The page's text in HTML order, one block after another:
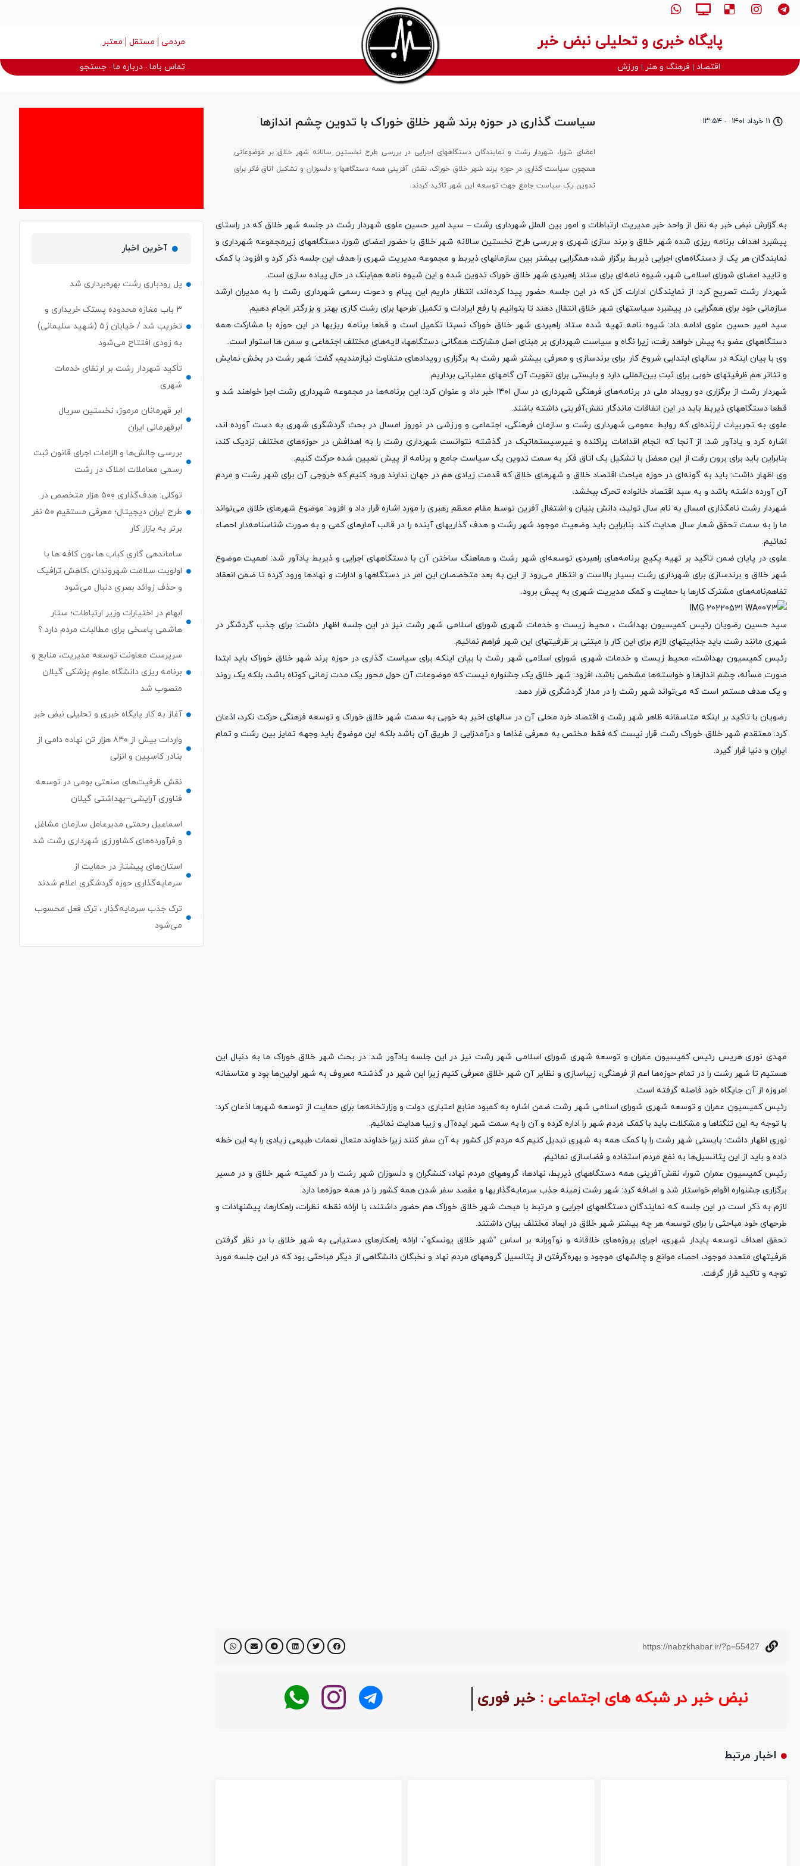
پایگاه خبری و تحلیلی نبض خبر مردمی مستقل معتبر
اقتصاد فرهنگ و هنر ورزش تماس باما درباره ما جستجو
۱۱ خرداد ۱۴۰۱ - ۱۳:۵۴ سیاست‌ گذاری در حوزه برند شهر خلاق خوراک با تدوین چشم اندازها
اعضای شورا، شهردار رشت و نمایندگان دستگاههای اجرایی در بررسی طرح نخستین سالانه شهر خلاق بر موضوعاتی
همچون سیاست گذاری در حوزه برند شهر خلاق خوراک، نقش‌ آفرینی همه دستگاهها و دلسوزان و تشکیل اتاق فکر برای
تدوین یک سیاست جامع جهت توسعه این شهر تاکید کردند.
به گزارش نبض خبر به نقل از واحد خبر مدیریت ارتباطات و امور بین الملل شهرداری رشت – سید امیر حسین علوی شهردار رشت در جلسه شهر خلاق که در راستای
پیشبرد اهداف برنامه ریزی شده شهر خلاق و برند سازی شهری و بررسی طرح نخستین سالانه شهر خلاق با حضور اعضای شورا، دستگاههای زیرمجموعه شهرداری و
نمایندگان هر یک از دستگاه‌های اجرایی ذیربط برگزار شد، همگرایی بیشتر بین سازمانهای ذیربط و مجموعه مدیریت شهری را هدف این جلسه ذکر کرد و افزود: با کمک
و تایید اعضای شورای اسلامی شهر، شیوه‌ نامه‌ای برای ستاد راهبردی شهر خلاق خوراک تدوین شده و این شیوه‌ نامه هم‌اینک در حال پیاده‌ سازی است.
شهردار رشت تصریح کرد: از نمایندگان ادارات کل که در این جلسه حضور پیدا کرده‌اند، انتظار داریم این پیام و دعوت رسمی شهرداری رشت را به مدیران ارشد
سازمانی خود برای همگرایی در پیشبرد سیاستهای شهر خلاق انتقال دهند تا بتوانیم با رفع ایرادات و تکمیل طرحها برای رشت کاری بهتر و بزرگتر انجام دهیم.
سید امیر حسین علوی ادامه داد: شیوه‌ نامه‌ تهیه شده ستاد راهبردی شهر خلاق خوراک نسبتا تکمیل است و قطعا برنامه‌ ریزیها در این حوزه با مشارکت همه
دستگاههای عضو به پیش خواهد رفت، ‌زیرا نگاه و سیاست شهرداری بر مبنای اصل مشارکت همگانی دستگاهها، لایه‌های مختلف اجتماعی و سمن ها استوار است.
وی با بیان اینکه در سالهای ابتدایی شروع کار برای برندسازی و معرفی بیشتر شهر رشت به برگزاری رویدادهای متفاوت نیازمندیم، گفت: شهر رشت در بخش نمایش
و تئاتر هم ظرفیتهای خوبی برای ثبت بین‌المللی دارد و بایستی برای تقویت آن گامهای عملیاتی برداریم.
شهردار رشت از برگزاری دو رویداد ملی در برنامه‌های فرهنگی شهرداری در سال ۱۴۰۱ خبر داد و عنوان کرد: این برنامه‌ها در مجموعه شهرداری رشت اجرا خواهند شد و
قطعا دستگاههای ذیربط باید در این اتفاقات ماندگار نقش‌آفرینی داشته باشند.
علوی به تجربیات ارزنده‌ای که روابط عمومی شهرداری رشت و سازمان فرهنگی، اجتماعی و ورزشی در نوروز امسال در بحث گردشگری شهری به دست آورده اند،
اشاره کرد و یادآور شد: از آنجا که انجام اقدامات پراکنده و غیرسیستماتیک در گذشته نتوانست شهرداری رشت را به اهدافش در حوزه‌های مختلف نزدیک کند،
بنابراین باید برای برون رفت از این معضل با تشکیل یک اتاق فکر به سمت تدوین یک سیاست جامع و برنامه از پیش تعیین شده حرکت کنیم.
وی اظهار داشت: باید به گونه‌ای در حوزه مباحث اقتصاد خلاق و شهرهای خلاق که قدمت زیادی هم در جهان ندارند ورود کنیم که خروجی آن برای شهر رشت و مردم
آن آورده داشته باشد و به سبد اقتصاد خانواده تحرک ببخشد.
شهردار رشت نامگذاری امسال به نام سال تولید، دانش بنیان و اشتغال آفرین توسط مقام معظم رهبری را مورد اشاره قرار داد و افزود: موضوع شهرهای خلاق می‌تواند
ما را به سمت تحقق شعار سال هدایت کند. بنابراین باید وضعیت موجود شهر رشت و هدف گذاریهای آینده را در قالب آمارهای کمی و به صورت شناسنامه‌دار احصاء
نمائیم.
علوی در پایان ضمن تاکید بر تهیه پکیج برنامه‌های راهبردی توسعه‌ای شهر رشت و هماهنگ ساختن آن با دستگاههای اجرایی و ذیربط یادآور شد: اهمیت موضوع
شهر خلاق و برندسازی برای شهرداری رشت بسیار بالاست و انتظار می‌رود از این به بعد متخصصان این امر در دستگاهها و ادارات و نهادها ورود کرده تا ضمن انعقاد
تفاهم‌نامه‌های مشترک کارها با حمایت و کمک مدیریت شهری به پیش برود.
سید حسین رضویان رئیس کمیسیون بهداشت ، محیط زیست و خدمات شهری شورای اسلامی شهر رشت نیز در این جلسه اظهار داشت: برای جذب گردشگر در
شهری مانند رشت باید جذابیتهای لازم برای این کار را مبتنی بر ظرفیتهای این شهر فراهم نمائیم.
رئیس کمیسیون بهداشت، محیط زیست و خدمات شهری شورای اسلامی شهر رشت با بیان اینکه برای سیاست گذاری در حوزه برند شهر خلاق خوراک باید ابتدا
صورت مسأله، چشم اندازها و خواسته‌ها مشخص باشد، افزود: شهر خلاق یک جشنواره نیست که موضوعات آن حول محور یک مدت زمانی کوتاه باشد، بلکه یک روند
و یک هدف مستمر است که می‌تواند شهر رشت را در مدار گردشگری قرار دهد.
رضویان با تاکید بر اینکه متاسفانه ظاهر شهر رشت و اقتصاد خرد محلی آن در سالهای اخیر به خوبی به سمت شهر خلاق خوراک و توسعه فرهنگی حرکت نکرد، اذعان
کرد: معتقدم شهر خلاق خوراک رشت قرار نیست که فقط مختص به معرفی غذاها و درآمدزایی از طریق آن باشد بلکه این موضوع باید وجهه تمایز بین رشت و تمام
ایران و دنیا قرار گیرد.
مهدی نوری هریس رئیس کمیسیون عمران و توسعه شهری شورای اسلامی شهر رشت نیز در این جلسه یادآور شد: در بحث شهر خلاق خوراک ما به دنبال این
هستیم تا شهر رشت را در تمام حوزه‌ها اعم از فرهنگی، زیباسازی و نظایر آن شهر خلاق معرفی کنیم زیرا این شهر در گذشته معروف به شهر اولین‌ها بود و متاسفانه
امروزه از آن جایگاه خود فاصله گرفته است.
رئیس کمیسیون عمران و توسعه شهری شورای اسلامی شهر رشت ضمن اشاره به کمبود منابع اعتباری دولت و وزارتخانه‌ها برای حمایت از توسعه شهرها اذعان کرد:
با توجه به این تنگناها و مشکلات باید با کمک مردم شهر را اداره کرده و آن را به سمت شهر ایده‌آل و زیبا هدایت نمائیم.
نوری اظهار داشت: بایستی شهر رشت را با کمک همه به شهری تبدیل کنیم که مردم کل کشور به آن سفر کنند زیرا خداوند متعال نعمات طبیعی زیادی را به این خطه
داده و باید از این پتانسیل‌ها به نفع مردم استفاده و فضاسازی نمائیم.
رئیس کمیسیون عمران شورا، نقش‌آفرینی همه دستگاههای ذیربط، نهادها، گروههای مردم نهاد، کنشگران و دلسوزان شهر رشت را در کمیته شهر خلاق و در مسیر
برگزاری جشنواره اقوام خواستار شد و اضافه کرد: شهر رشت زمینه جذب سرمایه‌گذاریها و مقصد سفر شدن همه کشور را در همه حوزه‌ها دارد.
لازم به ذکر است در این جلسه که نمایندگان دستگاههای اجرایی و مرتبط با مبحث شهر خلاق خوراک هم حضور داشتند، با ارائه نقطه نظرات، راهکارها، پیشنهادات و
طرحهای خود مباحثی را برای توسعه هر چه بیشتر شهر خلاق در ابعاد مختلف بیان داشتند.
تحقق اهداف توسعه پایدار شهری، اجرای پروژه‌های خلاقانه و نوآورانه بر اساس “شهر خلاق یونسکو”، ارائه راهکارهای دستیابی به شهر خلاق با در نظر گرفتن
ظرفیتهای متعدد موجود، احصاء موانع و چالشهای موجود و بهره‌گرفتن از پتانسیل گروههای مردم نهاد و نخبگان دانشگاهی از دیگر مباحثی بود که در این جلسه مورد
توجه و تاکید قرار گرفت.
https://nabzkhabar.ir/?p=55427
نبض خبر در شبکه های اجتماعی : خبر فوری
اخبار مرتبط
آخرین اخبار
پل رودباری رشت بهره‌برداری شد
۳ باب مغازه محدوده پستک خریداری و
تخریب شد / خیابان ژ۵ (شهید سلیمانی)
به زودی افتتاح می‌شود
تأکید شهردار رشت بر ارتقای خدمات
شهری
ابر قهرمانان مرموز، نخستین سریال
ابرقهرمانی ایران
بررسی چالش‌ها و الزامات اجرای قانون ثبت
رسمی معاملات املاک در رشت
توکلی: هدف‌گذاری ۵۰۰ هزار متخصص در
طرح ایران دیجیتال؛ معرفی مستقیم ۵۰ نفر
برتر به بازار کار
ساماندهی گاری کباب ها ،ون کافه ها با
اولویت سلامت شهروندان ،کاهش ترافیک
و حذف زوائد بصری دنبال می‌شود
ابهام در اختیارات وزیر ارتباطات؛ ستار
هاشمی پاسخی برای مطالبات مردم دارد ؟
سرپرست معاونت توسعه مدیریت، منابع و
برنامه ریزی دانشگاه علوم پزشکی گیلان
منصوب شد
آغاز به کار پایگاه خبری و تحلیلی نبض خبر
واردات بیش از ۸۴۰ هزار تن نهاده دامی از
بنادر كاسپین و انزلی
نقش ظرفیت‌های صنعتی بومی در توسعه
فناوری آرایشی–بهداشتی گیلان
اسماعیل رحمتی مدیرعامل سازمان مشاغل
و فرآورده‌های کشاورزی شهرداری رشت شد
استان‌های پیشتاز در حمایت از
سرمایه‌گذاری حوزه گردشگری اعلام شدند
ترک جذب سرمایه‌گذار ، ترک فعل محسوب
می‌شود